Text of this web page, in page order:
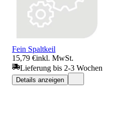
Fein Spaltkeil
15,79 €inkl. MwSt.
Lieferung bis 2-3 Wochen
Details anzeigen